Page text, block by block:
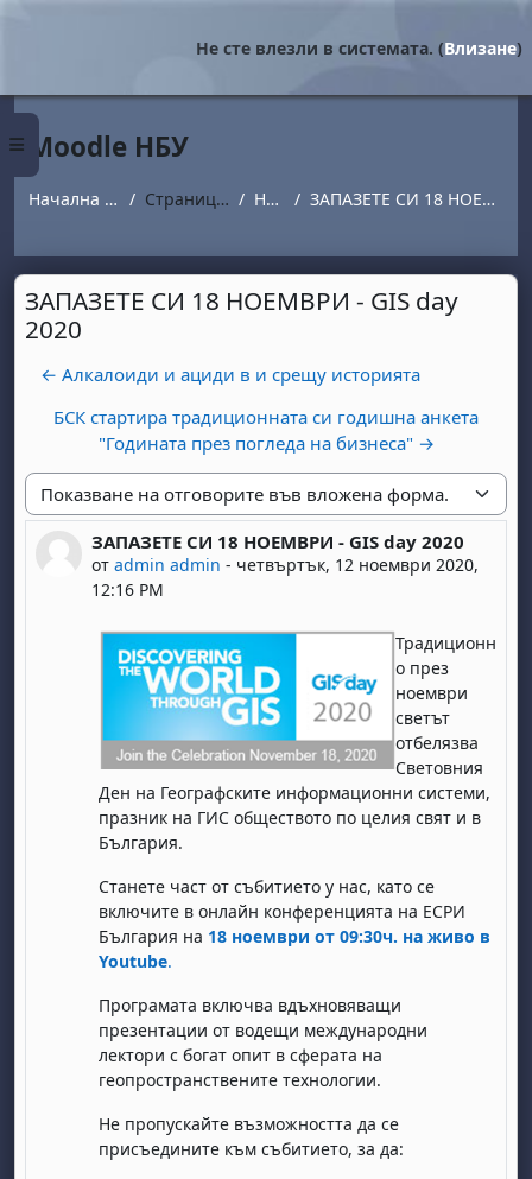
Страничен панел
Не сте влезли в системата. (Влизане)
Moodle НБУ
Начална страница Страници от сайта Новини ЗАПАЗЕТЕ СИ 18 НОЕМВРИ - GIS day 2020
ЗАПАЗЕТЕ СИ 18 НОЕМВРИ - GIS day
2020
← Алкалоиди и ациди в и срещу историята
БСК стартира традиционната си годишна анкета
"Годината през погледа на бизнеса" →
Начин на показване
ЗАПАЗЕТЕ СИ 18 НОЕМВРИ - GIS day 2020
отadmin admin - четвъртък, 12 ноември 2020,
12:16 PM
Number of replies: 0
Традиционн
о през
ноември
светът
отбелязва
Световния
Ден на Географските информационни системи,
празник на ГИС обществото по целия свят и в
България.
Станете част от събитието у нас, като се
включите в онлайн конференцията на ЕСРИ
България на 18 ноември от 09:30ч. на живо в
Youtube.
Програмата включва вдъхновяващи
презентации от водещи международни
лектори с богат опит в сферата на
геопространствените технологии.
Не пропускайте възможността да се
присъедините към събитието, за да: